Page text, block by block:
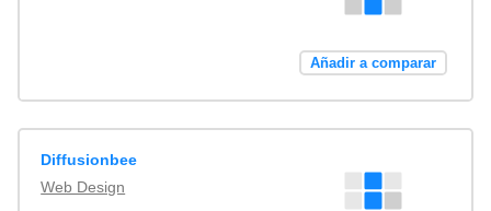
Añadir a comparar
Diffusionbee
Web Design